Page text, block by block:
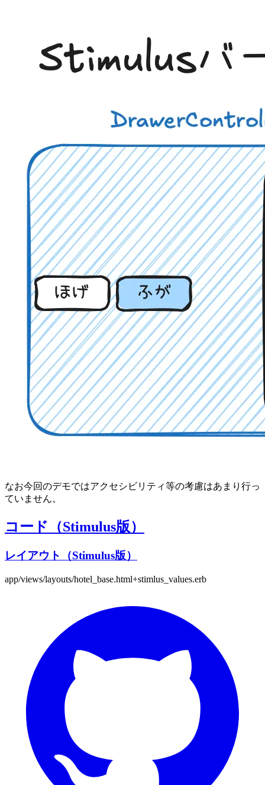
なお今回のデモではアクセシビリティ等の考慮はあまり行っ
ていません。
コード（Stimulus版）
レイアウト（Stimulus版）
app/views/layouts/hotel_base.html+stimlus_values.erb